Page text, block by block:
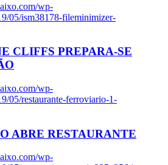
wp-
05/ism38178-fileminimizer-
CLIFFS PREPARA-SE
wp-
05/restaurante-ferroviario-1-
ABRE RESTAURANTE
wp-